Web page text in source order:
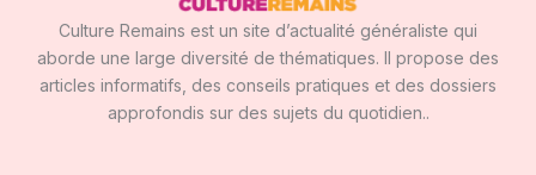
Culture Remains est un site d’actualité généraliste qui
aborde une large diversité de thématiques. Il propose des
articles informatifs, des conseils pratiques et des dossiers
approfondis sur des sujets du quotidien..